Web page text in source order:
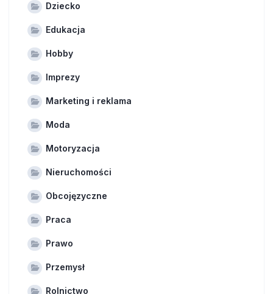
Dziecko
Edukacja
Hobby
Imprezy
Marketing i reklama
Moda
Motoryzacja
Nieruchomości
Obcojęzyczne
Praca
Prawo
Przemysł
Rolnictwo